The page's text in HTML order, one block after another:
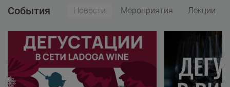
События Новости Мероприятия Лекции